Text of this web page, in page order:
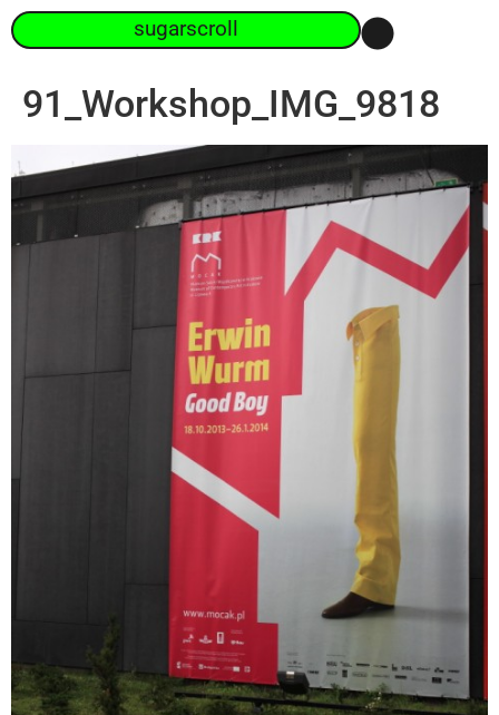
sugarscroll
91_Workshop_IMG_9818